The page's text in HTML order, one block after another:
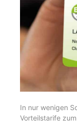
In nur wenigen
Vorteilstarife